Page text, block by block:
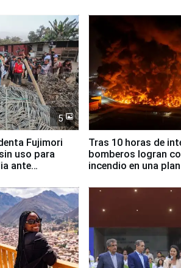
5
Fujimori
uso para
ante
Tras 10 horas de
bomberos logran
incendio en una